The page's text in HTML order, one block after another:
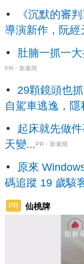
《沉默的審
導演新作，阮經
肚腩一抓一
PR・新素簡
29顆鏡頭也
自駕車逃逸，
起床就先做
天變...PR・新素簡
原來
碼追蹤 19 歲駭
PR 仙桃牌